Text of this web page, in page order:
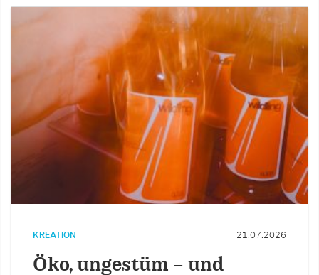
KREATION 21.07.2026
Öko, ungestüm – und